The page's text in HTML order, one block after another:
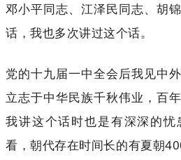
邓小平同志、江泽民同志、胡
话，我也多次讲过这个话。
党的十九届一中全会后我见中
立志于中华民族千秋伟业，百
我讲这个话时也是有深深的忧
看，朝代存在时间长的有夏朝